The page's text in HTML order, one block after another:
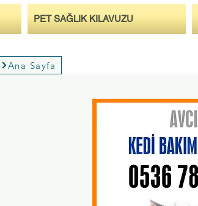
PET SAĞLIK KILAVUZU
Ana Sayfa